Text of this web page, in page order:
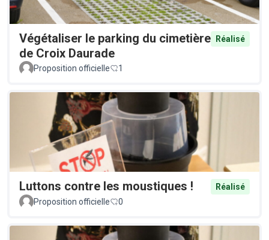
Végétaliser le parking du cimetière
de Croix Daurade
Réalisé
Proposition officielle 1
Luttons contre les moustiques !
Réalisé
Proposition officielle
0